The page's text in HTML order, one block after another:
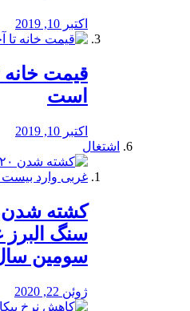
اکتبر 10, 2019
قیمت
است
اکتبر 10, 2019
اشتغال
سنگ
سومین
ژوئن 22, 2020